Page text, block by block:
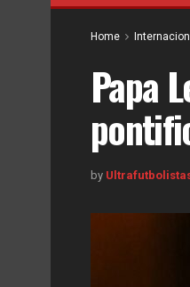
Home
Papa
by